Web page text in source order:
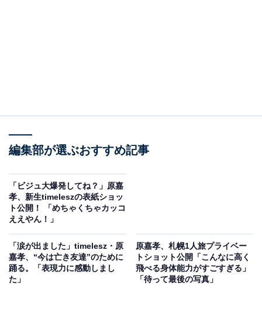
編集部が選ぶおすすめ記事
「ビジュ大爆発してね？」原嘉
孝、新生timeleszの表紙ショッ
ト公開！ 「めちゃくちゃカッコ
ええやん！」
「涙が出ました」timelesz・原
嘉孝、“今は亡き友達”のために
踊る。「表現力に感動しまし
た」
原嘉孝、札幌1人旅プライベー
トショット公開「こんなに高く
飛べる身体能力がすごすぎる」
「待って最後の写真」